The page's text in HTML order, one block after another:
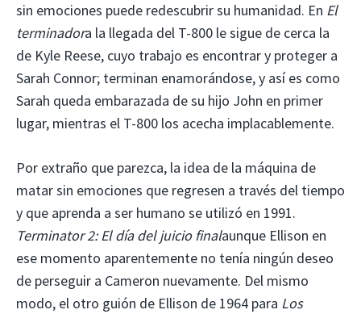
sin emociones puede redescubrir su humanidad. En El
terminadora la llegada del T-800 le sigue de cerca la
de Kyle Reese, cuyo trabajo es encontrar y proteger a
Sarah Connor; terminan enamorándose, y así es como
Sarah queda embarazada de su hijo John en primer
lugar, mientras el T-800 los acecha implacablemente.
Por extraño que parezca, la idea de la máquina de
matar sin emociones que regresen a través del tiempo
y que aprenda a ser humano se utilizó en 1991.
Terminator 2: El día del juicio finalaunque Ellison en
ese momento aparentemente no tenía ningún deseo
de perseguir a Cameron nuevamente. Del mismo
modo, el otro guión de Ellison de 1964 para Los